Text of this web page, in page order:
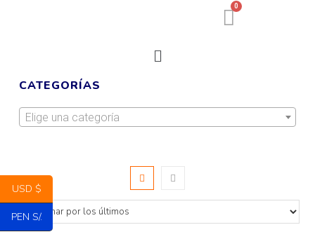
0
CATEGORÍAS
Elige una categoría
USD $
PEN S/.